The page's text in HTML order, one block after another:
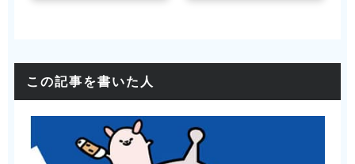
この記事を書いた人